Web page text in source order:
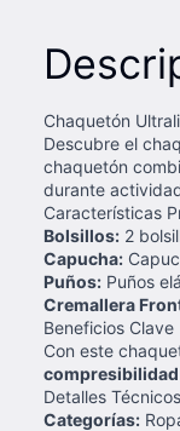
Chaquetón
Descubre el
chaquetón
durante
Características
Bolsillos: 2
Capucha:
Puños: Puños
Cremallera
Beneficios Clave
Con este
compresibilidad
Detalles Técnicos
Categorías: